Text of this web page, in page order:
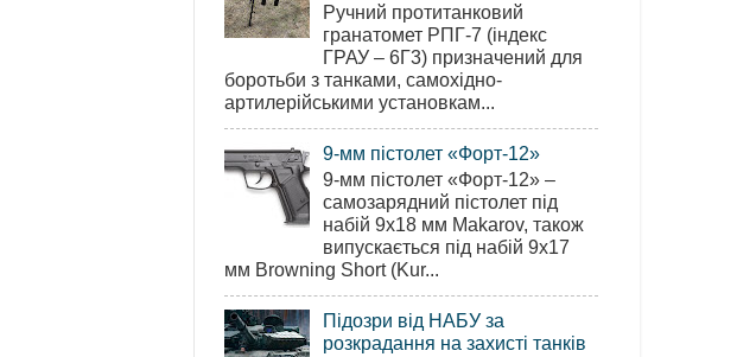
Ручний протитанковий
гранатомет РПГ-7 (індекс
ГРАУ – 6Г3) призначений для
боротьби з танками, самохідно-
артилерійськими установкам...
9-мм пістолет «Форт-12»
9-мм пістолет «Форт-12» –
самозарядний пістолет під
набій 9х18 мм Makarov, також
випускається під набій 9х17
мм Browning Short (Kur...
Підозри від НАБУ за
розкрадання на захисті танків